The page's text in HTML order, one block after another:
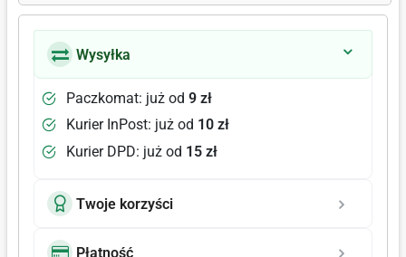
Wysyłka
Paczkomat: już od 9 zł
Kurier InPost: już od 10 zł
Kurier DPD: już od 15 zł
Twoje korzyści
Płatność